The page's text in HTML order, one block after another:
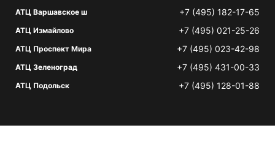
АТЦ Варшавское ш +7 (495) 182-17-65
АТЦ Измайлово +7 (495) 021-25-26
АТЦ Проспект Мира +7 (495) 023-42-98
АТЦ Зеленоград +7 (495) 431-00-33
АТЦ Подольск +7 (495) 128-01-88